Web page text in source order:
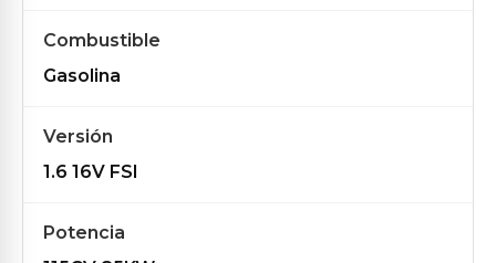
Combustible
Gasolina
Versión
1.6 16V FSI
Potencia